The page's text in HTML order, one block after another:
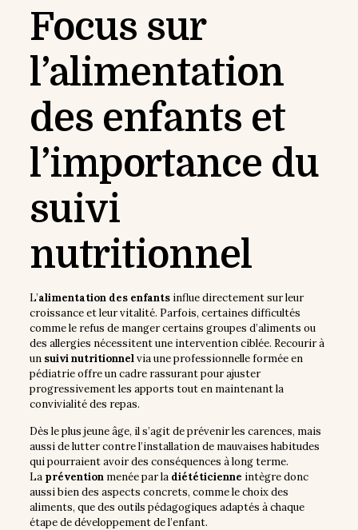
Focus sur
l’alimentation
des enfants et
l’importance du
suivi
nutritionnel
L’alimentation des enfantsinflue directement sur leur
croissance et leur vitalité. Parfois, certaines difficultés
comme le refus de manger certains groupes d’aliments ou
des allergies nécessitent une intervention ciblée. Recourir à
un suivi nutritionnelvia une professionnelle formée en
pédiatrie offre un cadre rassurant pour ajuster
progressivement les apports tout en maintenant la
convivialité des repas.
Dès le plus jeune âge, il s’agit de prévenir les carences, mais
aussi de lutter contre l’installation de mauvaises habitudes
qui pourraient avoir des conséquences à long terme.
La préventionmenée par la diététicienne intègre donc
aussi bien des aspects concrets, comme le choix des
aliments, que des outils pédagogiques adaptés à chaque
étape de développement de l’enfant.